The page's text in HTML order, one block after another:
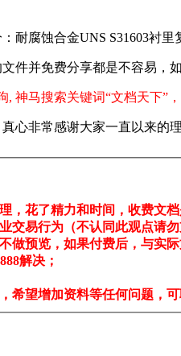
耐腐蚀合金UNS S31603衬
件并免费分享都是不容易，
神马搜索关键词“文档天下”
心非常感谢大家一直以来的
花了精力和时间，收费文
交易行为（不认同此观点请勿
预览，如果付费后，与实
解决；
希望增加资料等任何问题，